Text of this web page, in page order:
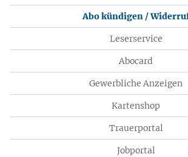
Abo kündigen /
Leserservice
Abocard
Gewerbliche Anzeigen
Kartenshop
Trauerportal
Jobportal